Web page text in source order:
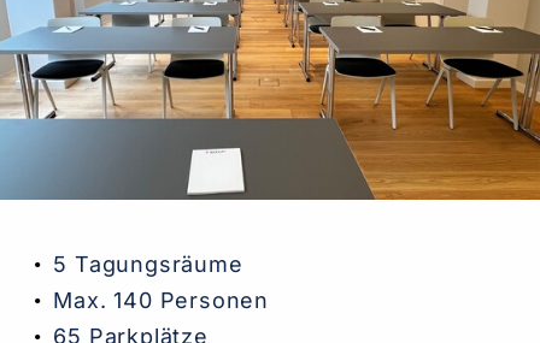
5 Tagungsräume
Max. 140 Personen
65 Parkplätze